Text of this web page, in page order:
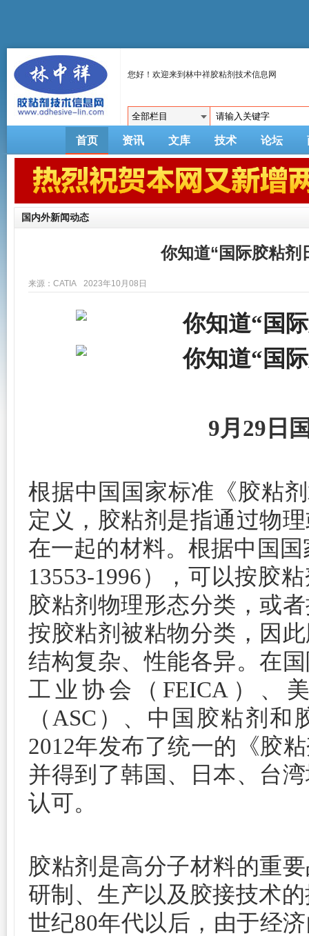
您好！欢迎来到林中祥胶粘剂技术信息网
首页 资讯 文库 技术 论坛
国内外新闻动态
你知道“国际胶粘剂
来源：CATIA 2023年10月08日
9月29日
根据中国国家标准《胶粘
定义，胶粘剂是指通过物
在一起的材料。根据中国
13553-1996），可以按胶
胶粘剂物理形态分类，或
按胶粘剂被粘物分类，因
结构复杂、性能各异。在
工业协会（FEICA）、
（ASC）、中国胶粘剂
2012年发布了统一的《胶
并得到了韩国、日本、台
认可。
胶粘剂是高分子材料的重
研制、生产以及胶接技术
世纪80年代以后，由于经